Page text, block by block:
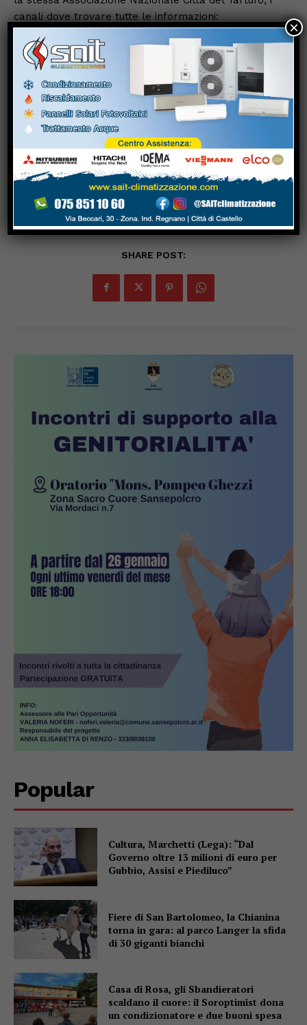
canali dove trovare tutte le informazioni:
https://www.cittadicastelloturismo.it/il-tartufo-bianco/
Previous article
Città di Castello:
L’International Campus
Patrizi Baldelli Cavallotti
protagonista della
41esima edizione della
Mostra Mercato
Nazionale del Tartufo
Bianco
Next article
Inaugurata questa mattina
la Mostra Mercato
Nazionale del Tartufo
eccellenze in mostra nel
centro storico tifernate da
oggi a Lunedi 1 Novembre
SHARE POST:
Popular
Cultura, Marchetti (Lega): “Dal
Governo oltre 13 milioni di euro per
Gubbio, Assisi e Piediluco”
Fiere di San Bartolomeo, la Chianina
torna in gara: al parco Langer la sfida
di 30 giganti bianchi
Casa di Rosa, gli Sbandieratori
scaldano il cuore: il Soroptimist dona
un condizionatore e due buoni spesa
×